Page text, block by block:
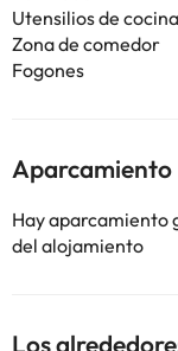
Utensilios de cocina
Zona de comedor
Fogones
Aparcamiento
Hay aparcamiento
del alojamiento
Los